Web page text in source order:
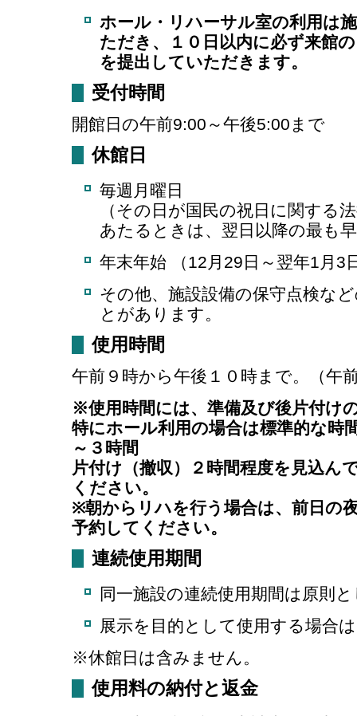
ホール・リハーサル室の利用は
ただき、１０日以内に必ず来館
を提出していただきます。
受付時間
開館日の午前9:00～午後5:00まで
休館日
毎週月曜日
（その日が国民の祝日に関する
あたるときは、翌日以降の最も
年末年始 （12月29日～翌年1月3
その他、施設設備の保守点検な
とがあります。
使用時間
午前９時から午後１０時まで。（午
※使用時間には、準備及び後片付け
特にホール利用の場合は標準的な時
～３時間
片付け（撤収）２時間程度を見込ん
ください。
※朝からリハを行う場合は、前日の
予約してください。
連続使用期間
同一施設の連続使用期間は原則
展示を目的として使用する場合
※休館日は含みません。
使用料の納付と返金